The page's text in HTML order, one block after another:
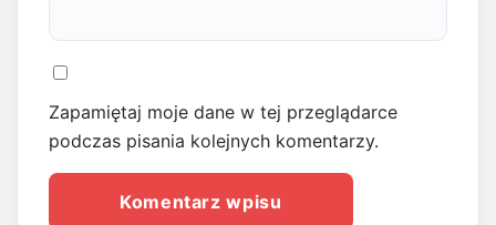
Zapamiętaj moje dane w tej przeglądarce
podczas pisania kolejnych komentarzy.